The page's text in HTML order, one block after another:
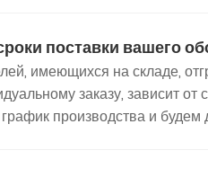
поставки вашего
имеющихся на складе,
заказу, зависит
производства и будем